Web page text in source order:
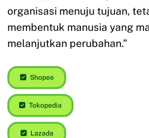
organisasi menuju tujuan,
membentuk manusia yang
melanjutkan perubahan.”
Shopee
Tokopedia
Lazada